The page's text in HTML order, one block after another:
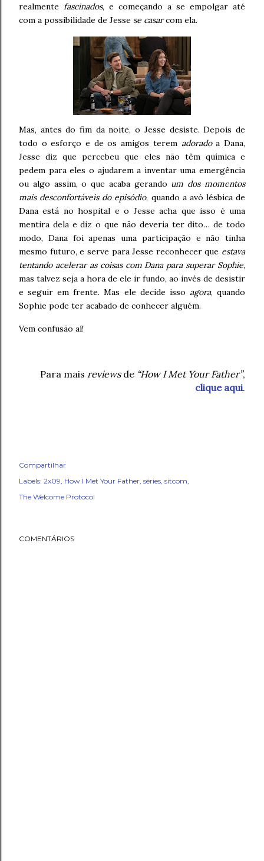
realmente fascinados, e começando a se empolgar até
com a possibilidade de Jesse se casarcom ela.
Mas, antes do fim da noite, o Jesse desiste. Depois de
todo o esforço e de os amigos terem adoradoa Dana,
Jesse diz que percebeu que eles não têm química e
pedem para eles o ajudarem a inventar uma emergência
ou algo assim, o que acaba gerando um dos momentos
mais desconfortáveis do episódio, quando a avó lésbica de
Dana está no hospital e o Jesse acha que isso é uma
mentira dela e diz o que não deveria ter dito… de todo
modo, Dana foi apenas uma participação e não tinha
mesmo futuro, e serve para Jesse reconhecer que estava
tentando acelerar as coisas com Dana para superar Sophie,
mas talvez seja a hora de ele ir fundo, ao invés de desistir
e seguir em frente. Mas ele decide isso agora, quando
Sophie pode ter acabado de conhecer alguém.
Vem confusão aí!
Para mais reviewsde “How I Met Your Father”,
clique aqui.
Compartilhar
Labels: 2x09 How I Met Your Father séries sitcom
The Welcome Protocol
COMENTÁRIOS